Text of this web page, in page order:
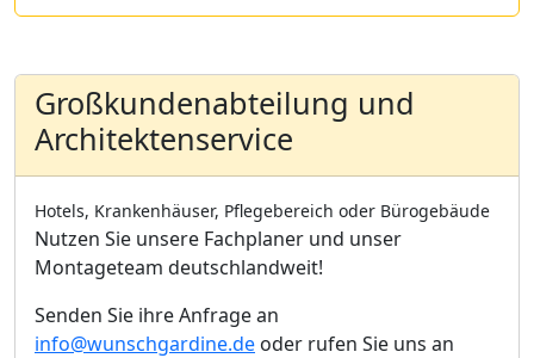
Großkundenabteilung und
Architektenservice
Hotels, Krankenhäuser, Pflegebereich oder Bürogebäude
Nutzen Sie unsere Fachplaner und unser
Montageteam deutschlandweit!
Senden Sie ihre Anfrage an
info@wunschgardine.de oder rufen Sie uns an